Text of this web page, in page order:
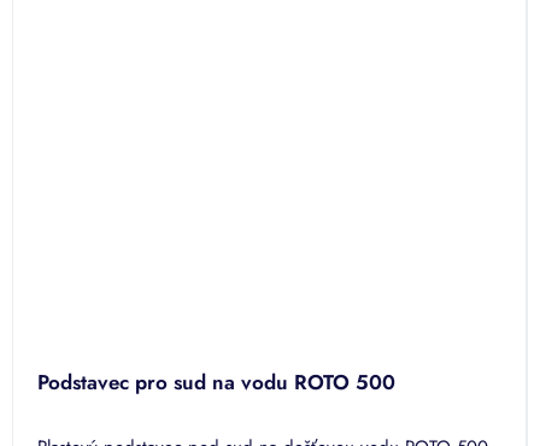
Podstavec pro sud na vodu ROTO 500